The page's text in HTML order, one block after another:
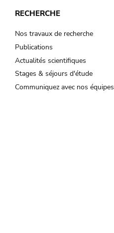
RECHERCHE
Nos travaux de recherche
Publications
Actualités scientifiques
Stages & séjours d'étude
Communiquez avec nos équipes